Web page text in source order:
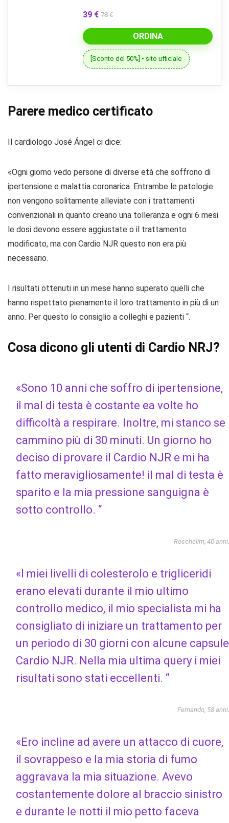
39 € 78 €
ORDINA
[Sconto del 50%] • sito ufficiale
Parere medico certificato
Il cardiologo José Ángel ci dice:
«Ogni giorno vedo persone di diverse età che soffrono di
ipertensione e malattia coronarica. Entrambe le patologie
non vengono solitamente alleviate con i trattamenti
convenzionali in quanto creano una tolleranza e ogni 6 mesi
le dosi devono essere aggiustate o il trattamento
modificato, ma con Cardio NJR questo non era più
necessario.
I risultati ottenuti in un mese hanno superato quelli che
hanno rispettato pienamente il loro trattamento in più di un
anno. Per questo lo consiglio a colleghi e pazienti “.
Cosa dicono gli utenti di Cardio NRJ?
«Sono 10 anni che soffro di ipertensione,
il mal di testa è costante ea volte ho
difficoltà a respirare. Inoltre, mi stanco se
cammino più di 30 minuti. Un giorno ho
deciso di provare il Cardio NJR e mi ha
fatto meravigliosamente! il mal di testa è
sparito e la mia pressione sanguigna è
sotto controllo. “
Rosehelim, 40 anni.
«I miei livelli di colesterolo e trigliceridi
erano elevati durante il mio ultimo
controllo medico, il mio specialista mi ha
consigliato di iniziare un trattamento per
un periodo di 30 giorni con alcune capsule
Cardio NJR. Nella mia ultima query i miei
risultati sono stati eccellenti. “
Fernando, 58 anni.
«Ero incline ad avere un attacco di cuore,
il sovrappeso e la mia storia di fumo
aggravava la mia situazione. Avevo
costantemente dolore al braccio sinistro
e durante le notti il ​​mio petto faceva